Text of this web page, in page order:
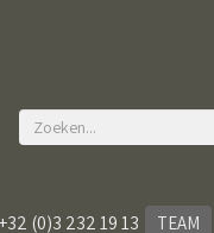
+32 (0)3 232 19 13 TEAM